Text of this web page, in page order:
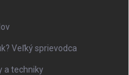
Veľký sprievodca
a techniky